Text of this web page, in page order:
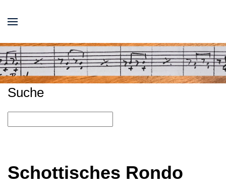
Suche
Schottisches Rondo